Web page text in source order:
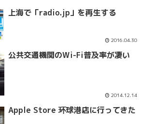
上海で「radio.jp」を再生する
2016.04.30
公共交通機関のWi-Fi普及率が凄い
2014.12.14
Apple Store 环球港店に行ってきた